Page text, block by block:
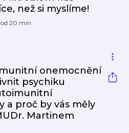
než si myslíme!
20 min
onemocnění
psychiku
a proč by vás měly
Martinem